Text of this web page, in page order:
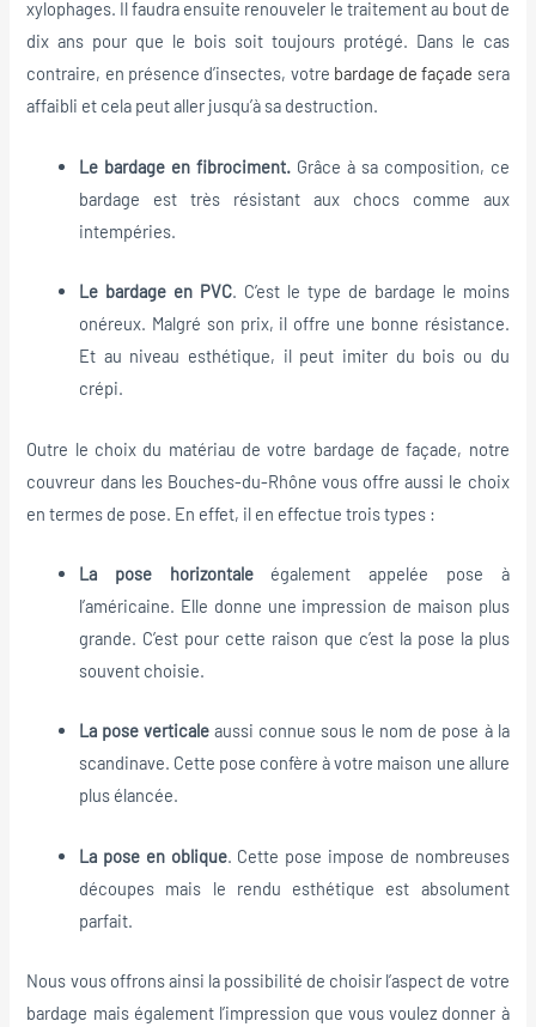
xylophages. Il faudra ensuite renouveler le traitement au bout de
dix ans pour que le bois soit toujours protégé. Dans le cas
contraire, en présence d’insectes, votre bardage de façade sera
affaibli et cela peut aller jusqu’à sa destruction.
Le bardage en fibrociment.Grâce à sa composition, ce
bardage est très résistant aux chocs comme aux
intempéries.
Le bardage en PVC. C’est le type de bardage le moins
onéreux. Malgré son prix, il offre une bonne résistance.
Et au niveau esthétique, il peut imiter du bois ou du
crépi.
Outre le choix du matériau de votre bardage de façade, notre
couvreur dans les Bouches-du-Rhône vous offre aussi le choix
en termes de pose. En effet, il en effectue trois types :
La pose horizontaleégalement appelée pose à
l’américaine. Elle donne une impression de maison plus
grande. C’est pour cette raison que c’est la pose la plus
souvent choisie.
La pose verticale aussi connue sous le nom de pose à la
scandinave. Cette pose confère à votre maison une allure
plus élancée.
La pose en oblique. Cette pose impose de nombreuses
découpes mais le rendu esthétique est absolument
parfait.
Nous vous offrons ainsi la possibilité de choisir l’aspect de votre
bardage mais également l’impression que vous voulez donner à